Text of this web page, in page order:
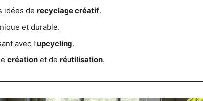
idées de recyclage créatif.
et durable.
avec l’upcycling.
créationet de réutilisation.